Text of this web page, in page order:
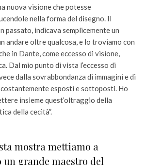
nuova visione che potesse
nella forma del disegno. Il
passato, indicava semplicemente un
andare oltre qualcosa, e lo troviamo con
in Dante, come eccesso di visione,
Dal mio punto di vista l’eccesso di
dalla sovrabbondanza di immagini e di
esposti e sottoposti. Ho
insieme quest’oltraggio della
della cecità”.
mostra mettiamo a
grande maestro del